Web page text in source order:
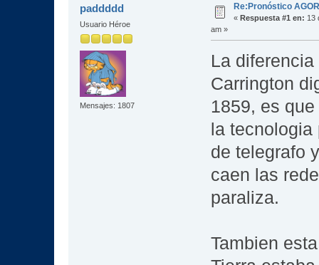
paddddd
Usuario Héroe
Mensajes: 1807
Re:Pronóstico
« Respuesta #1 en: 13
am »
La
Carrington
1859, es
la tecnologia
de telegrafo
caen las
paraliza.
Tambien